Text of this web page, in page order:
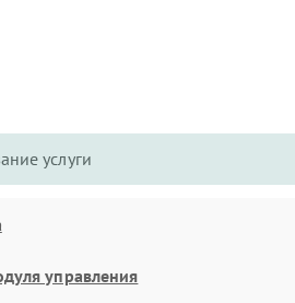
услуги
управления